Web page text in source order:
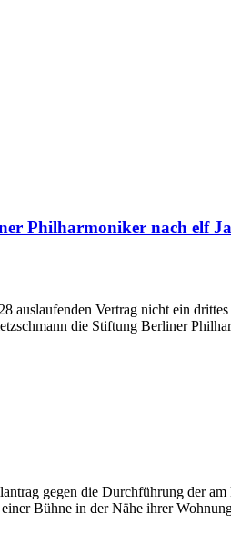
Philharmoniker nach elf
Vertrag nicht ein
die Stiftung Berliner
gegen die Durchführung der
Bühne in der Nähe ihrer